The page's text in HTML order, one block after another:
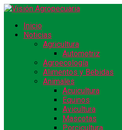
Inicio
Noticias
Agricultura
Automotriz
Agroecología
Alimentos y Bebidas
Animales
Acuicultura
Equinos
Avicultura
Mascotas
Porcicultura